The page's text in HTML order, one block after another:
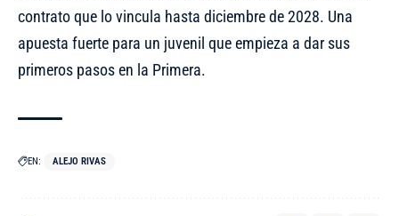
contrato que lo vincula hasta diciembre de 2028. Una
apuesta fuerte para un juvenil que empieza a dar sus
primeros pasos en la Primera.
EN: ALEJO RIVAS